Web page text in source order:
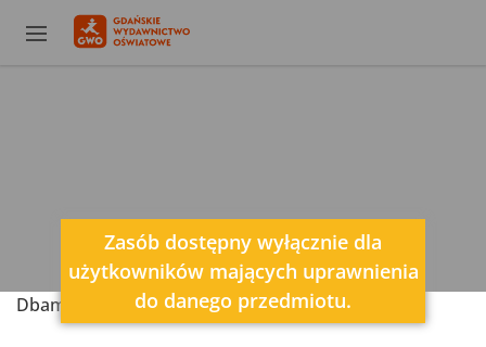
Zasób dostępny wyłącznie dla
użytkowników mających uprawnienia
do danego przedmiotu.
Dbamy o Twoją prywatność